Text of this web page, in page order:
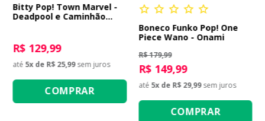
Bitty Pop! Town Marvel -
Deadpool e Caminhão
R$ 129,99
até 5x de R$ 25,99 sem juros
COMPRAR
Boneco Funko Pop! One
Piece Wano - Onami
R$ 179,99
R$ 149,99
até 5x de R$ 29,99 sem juros
COMPRAR